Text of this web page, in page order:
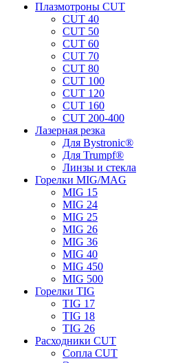
Плазмотроны CUT
CUT 40
CUT 50
CUT 60
CUT 70
CUT 80
CUT 100
CUT 120
CUT 160
CUT 200-400
Лазерная резка
Для Bystronic®
Для Trumpf®
Линзы и стекла
Горелки MIG/MAG
MIG 15
MIG 24
MIG 25
MIG 26
MIG 36
MIG 40
MIG 450
MIG 500
Горелки TIG
TIG 17
TIG 18
TIG 26
Расходники CUT
Сопла CUT